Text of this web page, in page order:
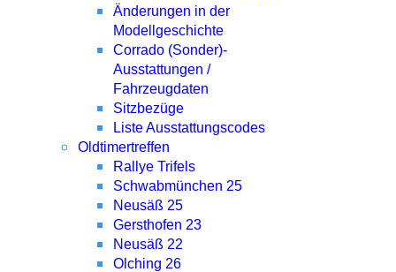
Änderungen in der
Modellgeschichte
Corrado (Sonder)-
Ausstattungen /
Fahrzeugdaten
Sitzbezüge
Liste Ausstattungscodes
Oldtimertreffen
Rallye Trifels
Schwabmünchen 25
Neusäß 25
Gersthofen 23
Neusäß 22
Olching 26